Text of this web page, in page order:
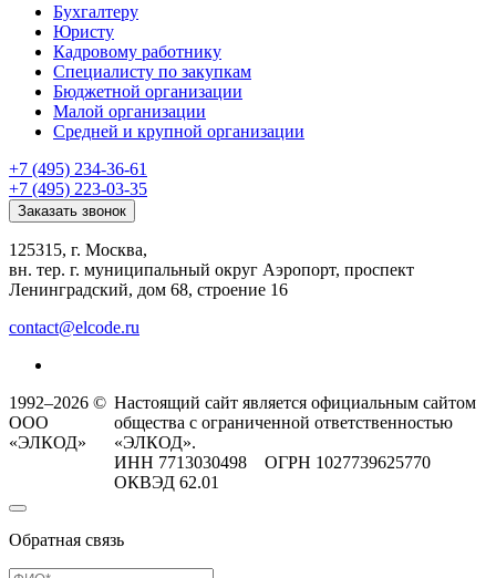
Бухгалтеру
Юристу
Кадровому работнику
Специалисту по закупкам
Бюджетной организации
Малой организации
Средней и крупной организации
+7 (495) 234-36-61
+7 (495) 223-03-35
Заказать звонок
125315, г. Москва,
вн. тер. г. муниципальный округ Аэропорт, проспект
Ленинградский, дом 68, строение 16
contact@elcode.ru
1992–2026 ©
ООО
«ЭЛКОД»
Настоящий сайт является официальным сайтом
общества с ограниченной ответственностью
«ЭЛКОД».
ИНН 7713030498 ОГРН 1027739625770
ОКВЭД 62.01
Обратная связь